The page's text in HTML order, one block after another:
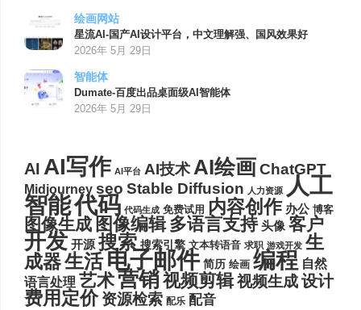
绘画网站
星流AI-国产AI设计平台，中文理解强、国风效果好
2026年 5月 29日
智能体
Dumate-百度出品桌面级AI智能体
2026年 5月 29日
AI AI写作 AI平台 AI技术AI绘画ChatGPT
Midjourney seo Stable Diffusion 人力资源 人工
智能代码 代码生成 免费试用 内容创作 办公 博客
图像生成 图像编辑 多语言支持 头像 客户
开发 开源 搜索 搜索引擎 文本转语音 求职 游戏开发 生
成器生活电子邮件 简历 绘画 编程 自然
语言处理 艺术营销视频剪辑视频生成设计
费用定价 资源检索 配乐 配音